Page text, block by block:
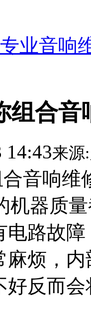
业音响
组合音
14:43来源:
音响维
机器质
电路故
麻烦，
好反而